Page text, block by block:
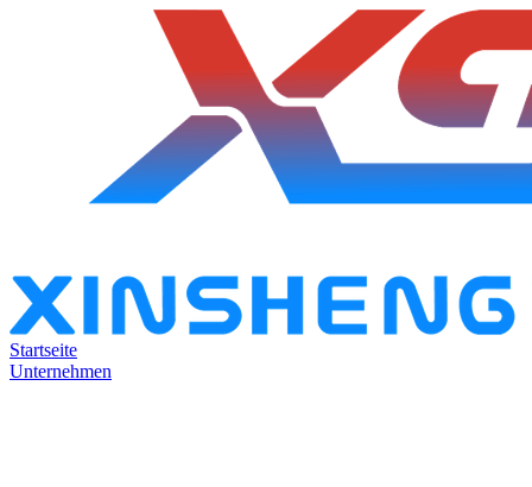
Startseite
Unternehmen